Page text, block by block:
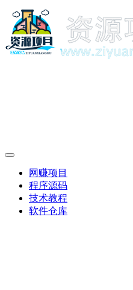
网赚项目
程序源码
技术教程
软件仓库